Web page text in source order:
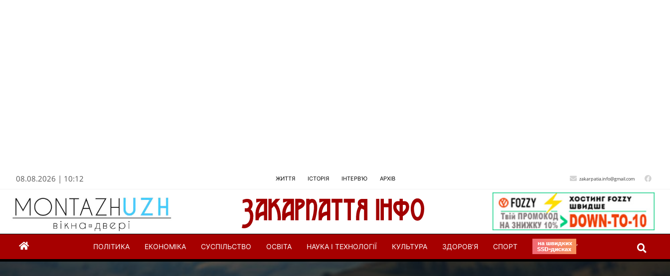
08.08.2026 | 10:12 ЖИТТЯ ІСТОРІЯ ІНТЕРВ’Ю АРХІВ zakarpatia.info@gmail.com
ПОЛІТИКА ЕКОНОМІКА СУСПІЛЬСТВО ОСВІТА НАУКА І ТЕХНОЛОГІЇ КУЛЬТУРА ЗДОРОВ’Я СПОРТ ‘